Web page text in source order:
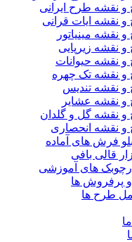
و نقشه طرح ایرانی
و نقشه ایات قرانی
و نقشه مینیاتور
و نقشه زیرپایی
و نقشه حیوانات
و نقشه تک چهره
و نقشه تندیس
و نقشه عشایر
و نقشه گل و گلدان
و نقشه انحصاری
فرش های آماده
قالی بافی
های آموزشی
و پرفروش ها
طرح ها